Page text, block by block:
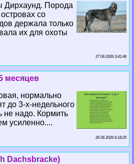
Дирхаунд. Порода
со
держала только
их для охоты
27 06 2026 3:41:46
месяцев
нормально
до 3-х-недельного
не надо. Кормить
усиленно....
26 06 2026 6:18:25
Dachsbracke)